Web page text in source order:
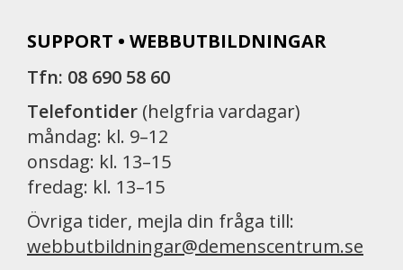
SUPPORT • WEBBUTBILDNINGAR
Tfn: 08 690 58 60
Telefontider (helgfria vardagar)
måndag: kl. 9–12
onsdag: kl. 13–15
fredag: kl. 13–15
Övriga tider, mejla din fråga till:
webbutbildningar@demenscentrum.se